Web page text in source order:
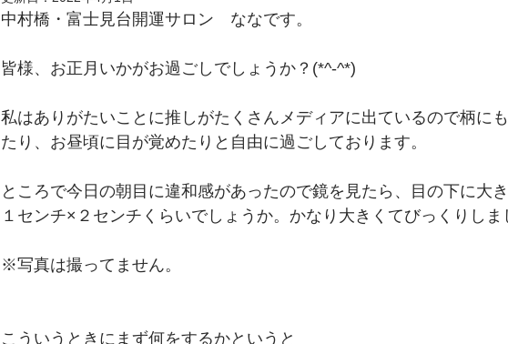
中村橋・富士見台開運サロン　ななです。
皆様、お正月いかがお過ごしでしょうか？(*^-^*)
私はありがたいことに推しがたくさんメディアに出ているので柄に
たり、お昼頃に目が覚めたりと自由に過ごしております。
ところで今日の朝目に違和感があったので鏡を見たら、目の下に大
１センチ×２センチくらいでしょうか。かなり大きくてびっくりしま
※写真は撮ってません。
こういうときにまず何をするかというと